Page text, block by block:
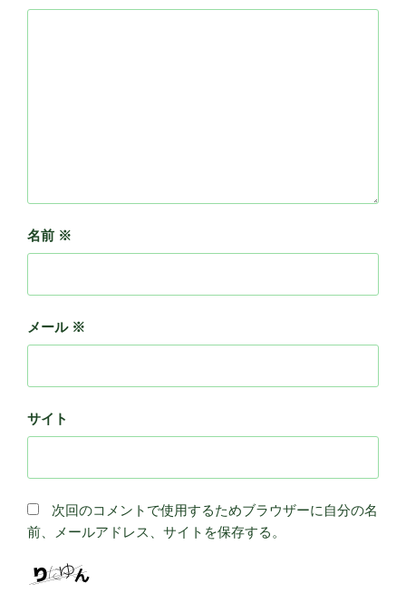
名前 ※
メール ※
サイト
次回のコメントで使用するためブラウザーに自分の名
前、メールアドレス、サイトを保存する。